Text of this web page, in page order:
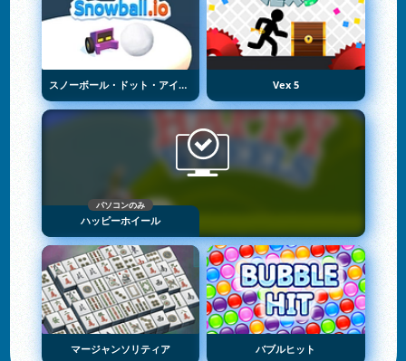
スノーボール・ドット・アイオー Vex 5
パソコンのみ
ハッピーホイール
マージャンソリティア バブルヒット